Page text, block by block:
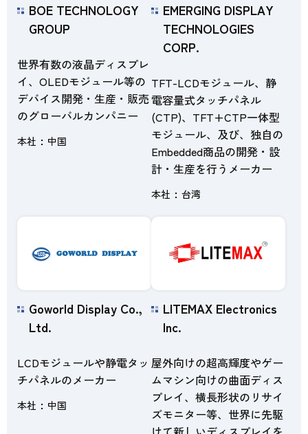
BOE TECHNOLOGY
GROUP
本社 中国
世界有数の液晶ディスプレ
イ、OLEDモジュール等の
デバイス開発・生産・販売
のグローバルカンパニー
EMERGING DISPLAY
TECHNOLOGIES
CORP.
本社 台湾
TFT-LCDモジュール、静
電容量式タッチパネル
(CTP)、TFT+CTP一体型
モジュール、及び、独自の
Embedded商品の開発・設
計・生産を行うメーカー
Goworld Display Co.,
Ltd.
本社 中国
LCDモジュールや静電タッ
チパネルのメーカー
LITEMAX Electronics
Inc.
屋外向けの超高輝度やゲー
ムマシン向けの曲面ディス
プレイ、横長形状のリサイ
ズモニター等、世界に先駆